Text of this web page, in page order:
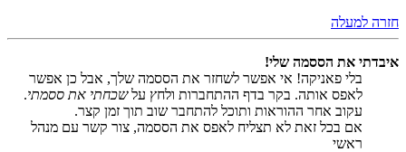
חזרה למעלה
איבדתי את הססמה שלי!
בלי פאניקה! אי אפשר לשחזר את הססמה שלך, אבל כן אפשר
לאפס אותה. בקר בדף ההתחברות ולחץ עלשכחתי את ססמתי.
עקוב אחר ההוראות ותוכל להתחבר שוב תוך זמן קצר.
אם בכל זאת לא תצליח לאפס את הססמה, צור קשר עם מנהל
ראשי